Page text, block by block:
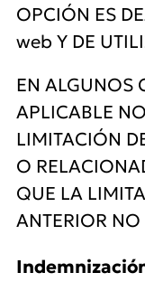
OPCIÓN ES
web Y DE
EN ALGUNOS
APLICABLE
LIMITACIÓN
O
QUE LA
ANTERIOR NO